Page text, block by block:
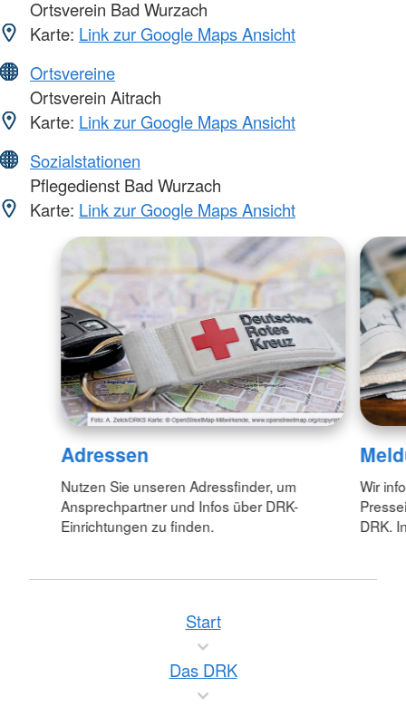
Ortsverein Bad Wurzach
Karte: Link zur Google Maps Ansicht
Ortsvereine
Ortsverein Aitrach
Karte: Link zur Google Maps Ansicht
Sozialstationen
Pflegedienst Bad Wurzach
Karte: Link zur Google Maps Ansicht
Adressen
Nutzen Sie unseren Adressfinder, um
Ansprechpartner und Infos über DRK-
Einrichtungen zu finden.
Wir
DRK.
Start
Das DRK